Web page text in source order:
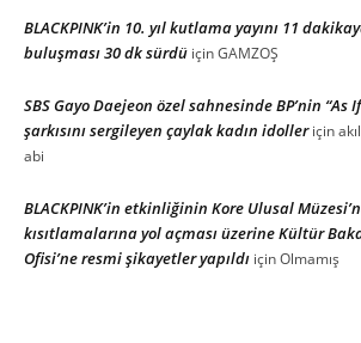
BLACKPINK’in 10. yıl kutlama yayını 11
buluşması 30 dk sürdü içinGAMZOŞ
SBS Gayo Daejeon özel sahnesinde BP’nin “As
şarkısını sergileyen çaylak kadın idolleriçin
abi
BLACKPINK’in etkinliğinin Kore Ulusal
kısıtlamalarına yol açması üzerine Kültür
Ofisi’ne resmi şikayetler yapıldı içinOlmamış